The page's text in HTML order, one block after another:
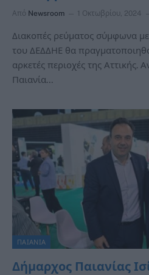
Από Newsroom 1 Οκτωβρίου, 2024
Διακοπές ρεύματος σύμφωνα με
του ΔΕΔΔΗΕ θα
αρκετές περιοχές της
Παιανία…
ΠΑΙΑΝΙΑ
Δήμαρχος Παιανίας